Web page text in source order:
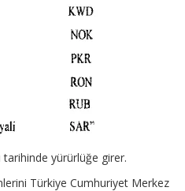
tarihinde yürürlüğe girer.
Türkiye Cumhuriyet Merkez